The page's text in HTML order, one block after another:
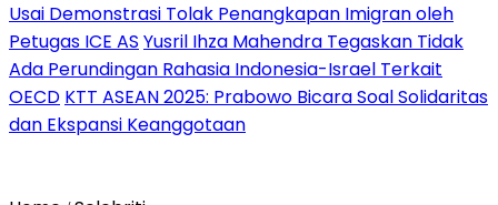
Usai Demonstrasi Tolak Penangkapan Imigran oleh
Petugas ICE AS Yusril Ihza Mahendra Tegaskan Tidak
Ada Perundingan Rahasia Indonesia-Israel Terkait
OECD KTT ASEAN 2025: Prabowo Bicara Soal Solidaritas
dan Ekspansi Keanggotaan